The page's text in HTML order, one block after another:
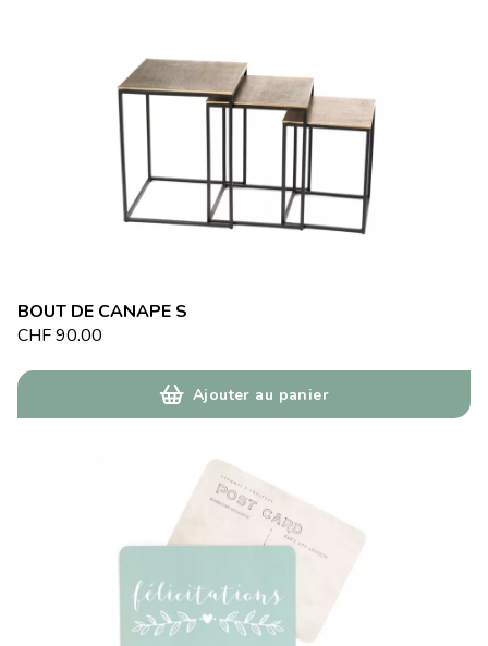
BOUT DE CANAPE S
CHF90.00
Ajouter au panier